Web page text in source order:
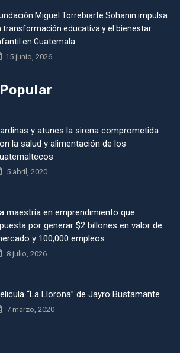
Miguel Torrebiarte Sohanin impulsa
transformación educativa y el bienestar
en Guatemala
15 junio, 2026
y atunes la sirena comprometida
la salud y alimentación de los
5 abril, 2020
maestría en emprendimiento que
por generar $2 billones en valor de
y 100,000 empleos
8 julio, 2026
“La Llorona” de Jayro Bustamante
7 marzo, 2020